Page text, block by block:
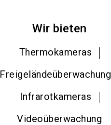
Wir bieten
Thermokameras
Freigeländeüberwachung
Infrarotkameras
Videoüberwachung